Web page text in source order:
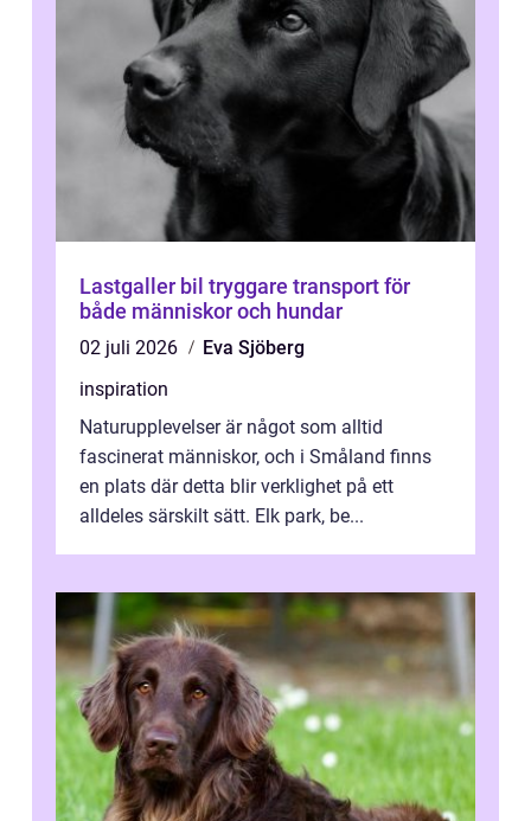
Lastgaller bil tryggare transport för
både människor och hundar
02 juli 2026
Eva Sjöberg
inspiration
Naturupplevelser är något som alltid
fascinerat människor, och i Småland finns
en plats där detta blir verklighet på ett
alldeles särskilt sätt. Elk park, be...